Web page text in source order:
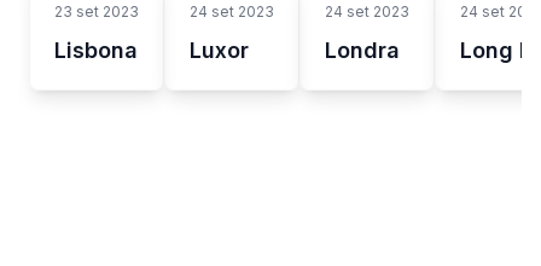
23 set 2023
Lisbona
24 set 2023
Luxor
24 set 2023
Londra
24 set
Long